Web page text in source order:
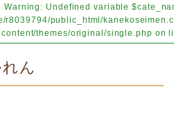
Warning : Undefined variable
r8039794/public_html/
content/themes/original/single.php on
ん